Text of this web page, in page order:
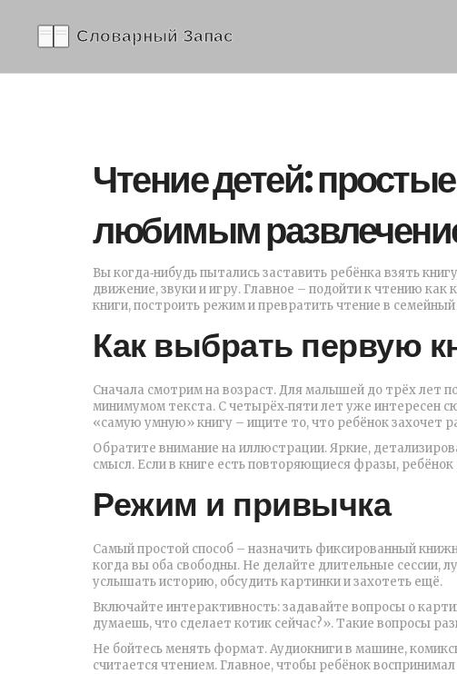
Чтение детей:
любимым
Вы когда‑нибудь пытались заставить ребёнка взять
движение, звуки и игру. Главное – подойти к чтению
книги, построить режим и превратить чтение в
Как выбрать первую
Сначала смотрим на возраст. Для малышей до трёх лет
минимумом текста. С четырёх‑пяти лет уже интересен
«самую умную» книгу – ищите то, что ребёнок захочет
Обратите внимание на иллюстрации. Яркие,
смысл. Если в книге есть повторяющиеся фразы,
Режим и привычка
Самый простой способ – назначить фиксированный
когда вы оба свободны. Не делайте длительные сессии,
услышать историю, обсудить картинки и захотеть ещё.
Включайте интерактивность: задавайте вопросы о
думаешь, что сделает котик сейчас?». Такие вопросы
Не бойтесь менять формат. Аудиокниги в машине,
считается чтением. Главное, чтобы ребёнок